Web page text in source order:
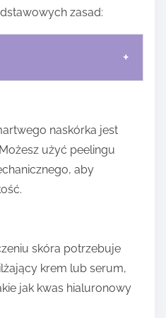
zasad:
+
naskórka jest
użyć peelingu
aby
skóra potrzebuje
krem lub serum,
jak kwas hialuronowy